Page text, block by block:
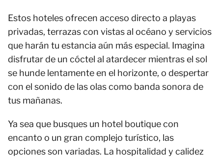
Estos hoteles ofrecen acceso directo a playas
privadas, terrazas con vistas al océano y servicios
que harán tu estancia aún más especial. Imagina
disfrutar de un cóctel al atardecer mientras el sol
se hunde lentamente en el horizonte, o despertar
con el sonido de las olas como banda sonora de
tus mañanas.
Ya sea que busques un hotel boutique con
encanto o un gran complejo turístico, las
opciones son variadas. La hospitalidad y calidez